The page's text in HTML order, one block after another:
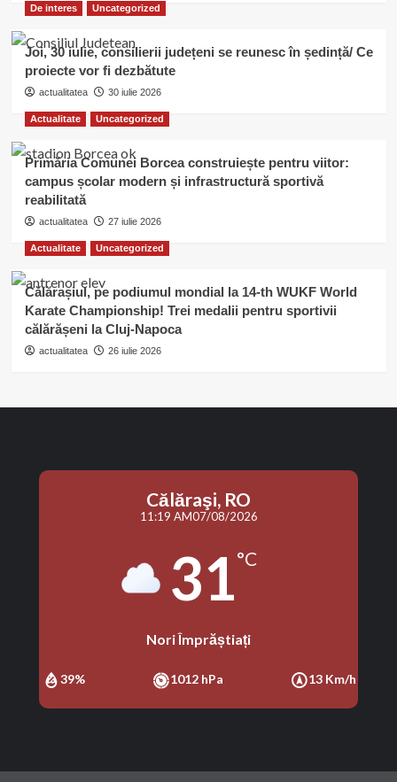
De interes Uncategorized
Joi, 30 iulie, consilierii județeni se reunesc în ședință/ Ce
proiecte vor fi dezbătute
actualitatea 30 iulie 2026
Actualitate Uncategorized
Primăria Comunei Borcea construiește pentru viitor:
campus școlar modern și infrastructură sportivă
reabilitată
actualitatea 27 iulie 2026
Actualitate Uncategorized
Călărașiul, pe podiumul mondial la 14-th WUKF World
Karate Championship! Trei medalii pentru sportivii
călărășeni la Cluj-Napoca
actualitatea 26 iulie 2026
Călăraşi, RO
11:19 AM07/08/2026
31°C
Nori Împrăștiați
39% 1012 hPa 13 Km/h